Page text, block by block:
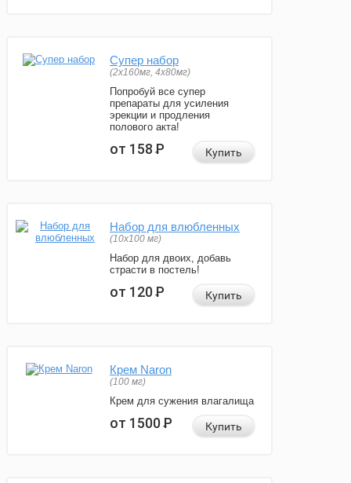
Супер набор
(2х160мг, 4х80мг)
Попробуй все супер
препараты для усиления
эрекции и продления
полового акта!
от 158Р Купить
Набор для влюбленных
(10х100 мг)
Набор для двоих, добавь
страсти в постель!
от 120Р Купить
Крем Naron
(100 мг)
Крем для сужения влагалища
от 1500Р Купить